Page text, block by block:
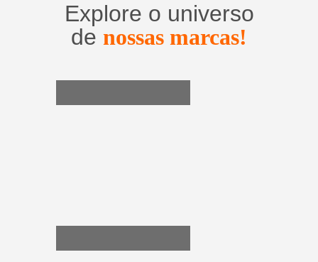
Explore o universo
de nossas marcas!